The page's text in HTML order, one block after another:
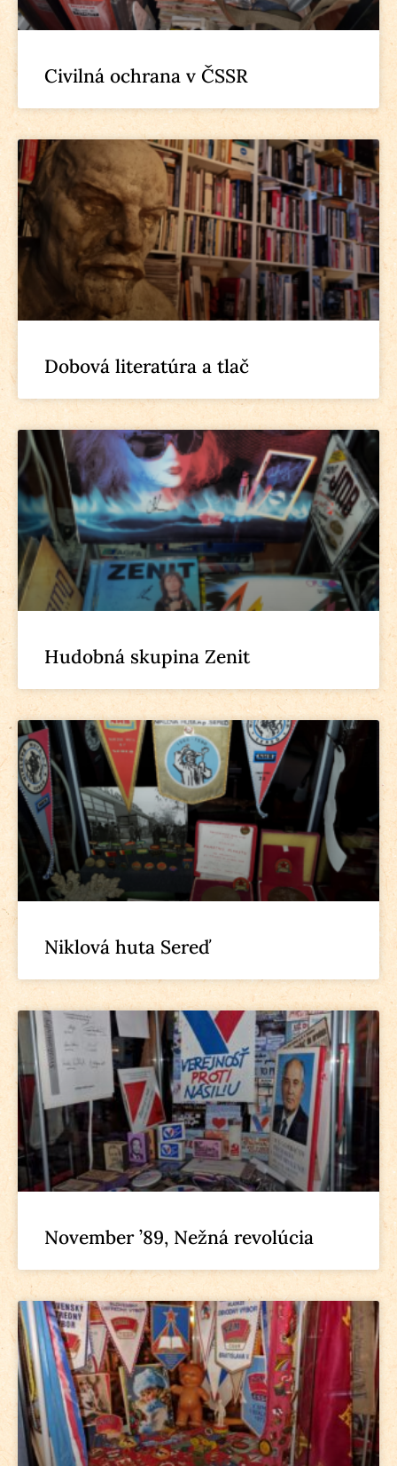
Civilná ochrana v ČSSR
Dobová literatúra a tlač
Hudobná skupina Zenit
Niklová huta Sereď
November ’89, Nežná revolúcia